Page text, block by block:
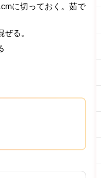
に切っておく。茹で
る。